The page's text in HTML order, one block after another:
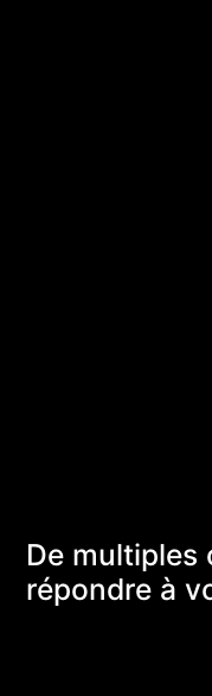
De multiples
répondre à